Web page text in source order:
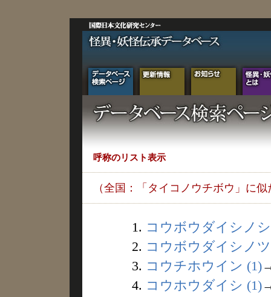
呼称のリスト表示
（全国：「タイコノウチボウ」に
1. コウボウダイシノ
2. コウボウダイシノ
3. コウチホウイン (1)
4. コウホウダイシ (1)